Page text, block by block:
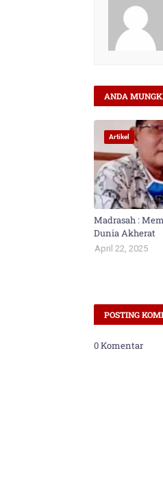
ANDA
Artikel
Madrasah :
Dunia Akherat
April 22, 2025
POSTING
0 Komentar